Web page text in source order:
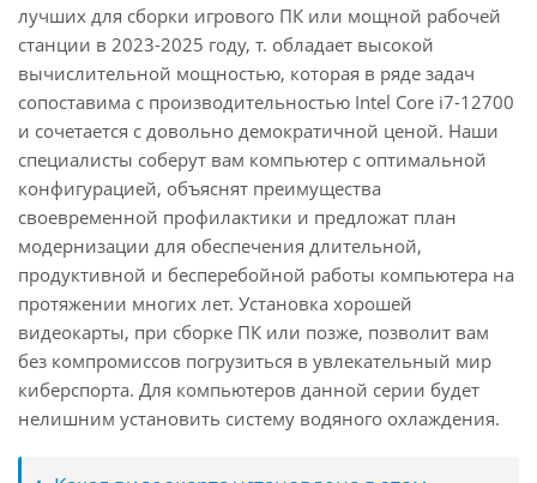
лучших для сборки игрового ПК или мощной рабочей
станции в 2023-2025 году, т. обладает высокой
вычислительной мощностью, которая в ряде задач
сопоставима с производительностью Intel Core i7-12700
и сочетается с довольно демократичной ценой. Наши
специалисты соберут вам компьютер с оптимальной
конфигурацией, объяснят преимущества
своевременной профилактики и предложат план
модернизации для обеспечения длительной,
продуктивной и бесперебойной работы компьютера на
протяжении многих лет. Установка хорошей
видеокарты, при сборке ПК или позже, позволит вам
без компромиссов погрузиться в увлекательный мир
киберспорта. Для компьютеров данной серии будет
нелишним установить систему водяного охлаждения.